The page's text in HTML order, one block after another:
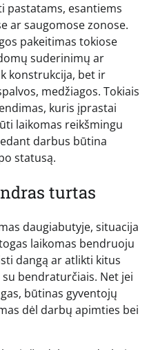
pastatams, esantiems
ar saugomose zonose.
pakeitimas tokiose
suderinimų ar
konstrukcija, bet ir
medžiagos. Tokiais
kuris įprastai
laikomas reikšmingu
darbus būtina
statusą.
turtas
daugiabutyje, situacija
laikomas bendruoju
dangą ar atlikti kitus
bendraturčiais. Net jei
būtinas gyventojų
dėl darbų apimties bei